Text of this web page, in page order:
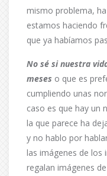
mismo problema,
estamos haciendo
que ya habíamos
No sé si nuestra
meses o que es
cumpliendo unas
caso es que hay un
la que parece ha
y no hablo por
las imágenes de
regalan imágenes